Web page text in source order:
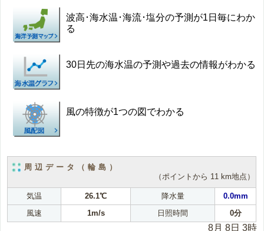
波高･海水温･海流･塩分の予測が1日毎にわか
る
30日先の海水温の予測や過去の情報がわかる
風の特徴が1つの図でわかる
周辺データ（輪島）
（ポイントから 11 km地点）
気温 26.1℃ 降水量
0.0mm
風速
1m/s 日照時間 0分
8月 8日 3時